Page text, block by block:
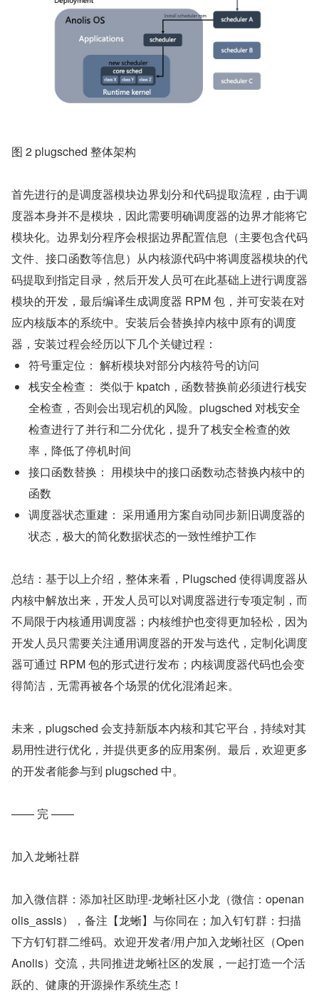
图 2 plugsched 整体架构
首先进行的是调度器模块边界划分和代码提取流程，由于调
度器本身并不是模块，因此需要明确调度器的边界才能将它
模块化。边界划分程序会根据边界配置信息（主要包含代码
文件、接口函数等信息）从内核源代码中将调度器模块的代
码提取到指定目录，然后开发人员可在此基础上进行调度器
模块的开发，最后编译生成调度器 RPM 包，并可安装在对
应内核版本的系统中。安装后会替换掉内核中原有的调度
器，安装过程会经历以下几个关键过程：
符号重定位： 解析模块对部分内核符号的访问
栈安全检查： 类似于 kpatch，函数替换前必须进行栈安
全检查，否则会出现宕机的风险。plugsched 对栈安全
检查进行了并行和二分优化，提升了栈安全检查的效
率，降低了停机时间
接口函数替换： 用模块中的接口函数动态替换内核中的
函数
调度器状态重建： 采用通用方案自动同步新旧调度器的
状态，极大的简化数据状态的一致性维护工作
总结：基于以上介绍，整体来看，Plugsched 使得调度器从
内核中解放出来，开发人员可以对调度器进行专项定制，而
不局限于内核通用调度器；内核维护也变得更加轻松，因为
开发人员只需要关注通用调度器的开发与迭代，定制化调度
器可通过 RPM 包的形式进行发布；内核调度器代码也会变
得简洁，无需再被各个场景的优化混淆起来。
未来，plugsched 会支持新版本内核和其它平台，持续对其
易用性进行优化，并提供更多的应用案例。最后，欢迎更多
的开发者能参与到 plugsched 中。
—— 完 ——
加入龙蜥社群
加入微信群：添加社区助理-龙蜥社区小龙（微信：openan
olis_assis），备注【龙蜥】与你同在；加入钉钉群：扫描
下方钉钉群二维码。欢迎开发者/用户加入龙蜥社区（Open
Anolis）交流，共同推进龙蜥社区的发展，一起打造一个活
跃的、健康的开源操作系统生态！